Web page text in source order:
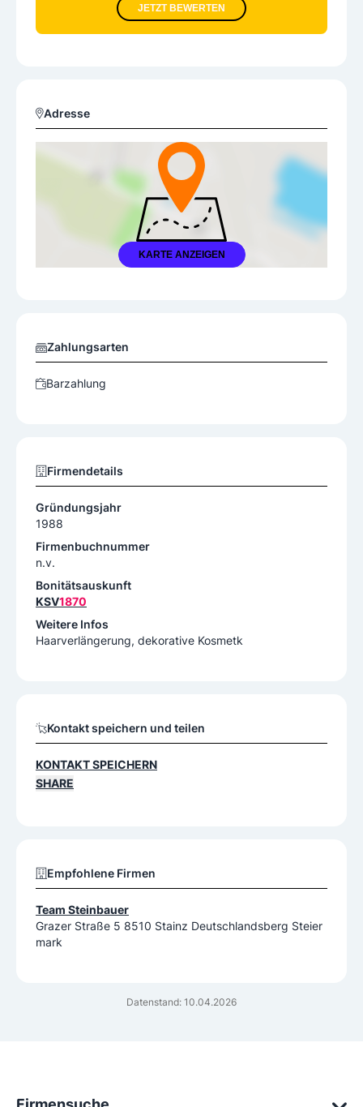
JETZT BEWERTEN
Adresse
KARTE ANZEIGEN
Datenstand: 10.04.2026
Zahlungsarten
Barzahlung
Firmendetails
Gründungsjahr
1988
Firmenbuchnummer
n.v.
Bonitätsauskunft
KSV1870
Weitere Infos
Haarverlängerung, dekorative Kosmetk
Kontakt speichern und teilen
KONTAKT SPEICHERN
SHARE
Empfohlene Firmen
Team Steinbauer
Grazer Straße 5 8510 Stainz Deutschlandsberg Steier
mark